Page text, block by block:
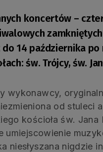
koncertów –
do 14 października
św. Trójcy, św.
wykonawcy,
od stuleci
kościoła św.
umiejscowienie
niesłyszana nigdzie